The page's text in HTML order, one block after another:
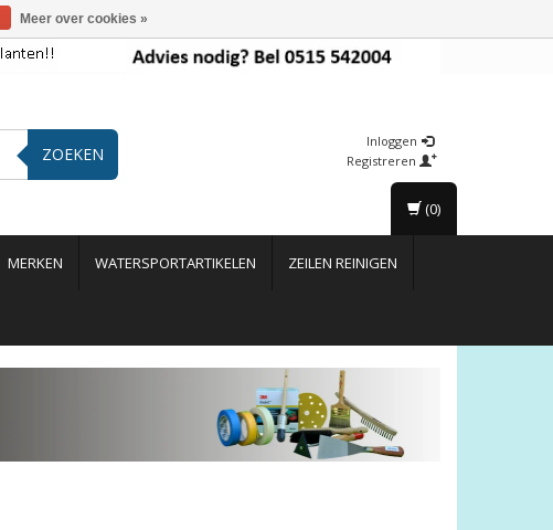
ZOEKEN
Inloggen
Registreren
MERKEN WATERSPORTARTIKELEN ZEILEN REINIGEN
(0)
Meer over cookies »